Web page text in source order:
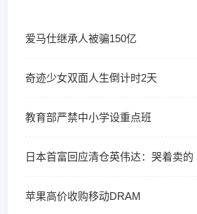
爱马仕继承人被骗150亿
奇迹少女双面人生倒计时2天
教育部严禁中小学设重点班
日本首富回应清仓英伟达：哭着卖的
苹果高价收购移动DRAM